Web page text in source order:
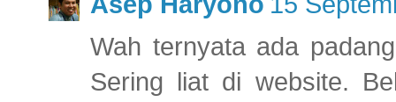
Wah ternyata ada
Sering liat di website.